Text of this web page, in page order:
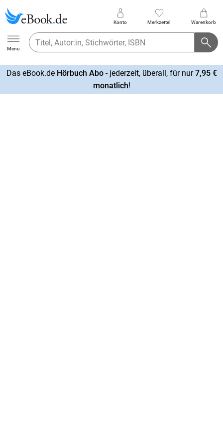
Ebook.de
Menu
Konto Merkzettel Warenkorb
Das eBook.de Hörbuch Abo- jederzeit, überall, für nur7,95 €
monatlich!